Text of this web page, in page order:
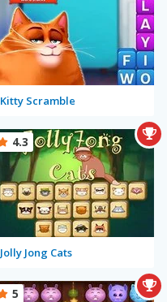
Kitty Scramble
Jolly Jong Cats
4.3
5